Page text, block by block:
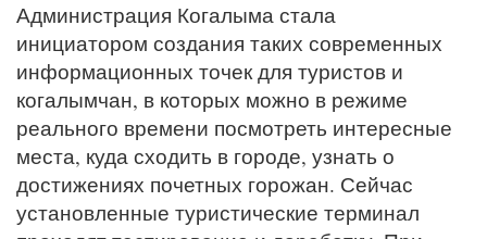
Администрация Когалыма стала
инициатором создания таких современных
информационных точек для туристов и
когалымчан, в которых можно в режиме
реального времени посмотреть интересные
места, куда сходить в городе, узнать о
достижениях почетных горожан. Сейчас
установленные туристические терминал